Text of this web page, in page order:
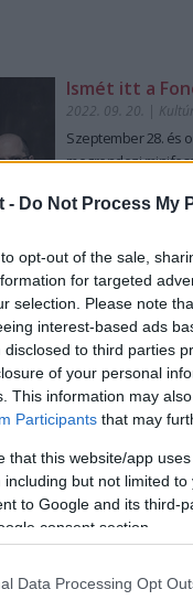
- Do Not Process My
opt-out of the sale,
for targeted
selection. Please note
interest-based ads
disclosed to third parties
of your personal
This information may
Participants that may
that this website/app
including but not limited
to Google and its third-
consent section.
Data Processing Opt
Ismét itt a
2022. 09. 20. |
Szeptember 28. és
megrendezi
Itt a Tárkány
2020. 12. 21.|
A 2008-ban
adventi
Jön a Tárkány
2020. 12. 19.|
online koncertet a